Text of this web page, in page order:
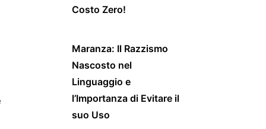
Costo Zero!
Maranza: Il Razzismo
Nascosto nel
Linguaggio e
l’Importanza di Evitare il
suo Uso